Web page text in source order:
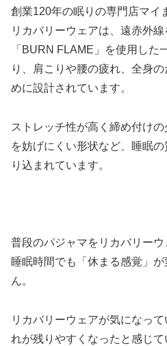
創業120年の眠りの専門店マイ
リカバリーウェアは、遠赤外
「BURN FLAME」を使用した
り、肩こりや腰の疲れ、全身
めに設計されています。
ストレッチ性が高く締め付け
を妨げにくい形状など、睡眠
り込まれています。
普段のパジャマをリカバリー
睡眠時間でも「休まる感覚」
ん。
リカバリーウェアが気になっ
れが残りやすくなったと感じ